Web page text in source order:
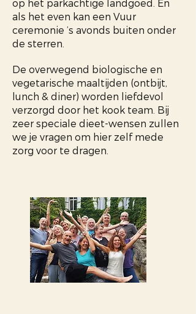
op het parkachtige landgoed. En
als het even kan een Vuur
ceremonie ’s avonds buiten onder
de sterren.
De overwegend biologische en
vegetarische maaltijden (ontbijt,
lunch & diner) worden liefdevol
verzorgd door het kook team. Bij
zeer speciale dieet-wensen zullen
we je vragen om hier zelf mede
zorg voor te dragen.